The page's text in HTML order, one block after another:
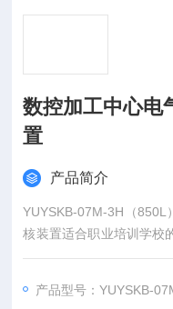
数控加工中心电
置
产品简介
YUYSKB-07M-3H（850L
核装置适合职业培训学校
电工技师班，安装、维修
产品型号：YUYSKB-